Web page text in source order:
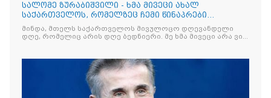
სალომე ზურაბიშვილი - ხმა მივეცი ახალ
საქართველოს, რომელზეც ჩემი წინაპრები
ლოცულობდნენ, საღამოს ჩვენ, ყველანი ვიქნებით
გამარჯვებულები
მინდა, მთელს საქართველოს მივულოცო დღევანდელი
დღე, რომელიც არის დღე ბედნიერი. მე ხმა მივეცი არა ვის,